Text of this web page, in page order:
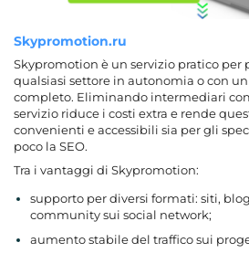
Skypromotion.ru
Skypromotion è un servizio pratico per
qualsiasi settore in autonomia o con
completo. Eliminando intermediari
servizio riduce i costi extra e rende
convenienti e accessibili sia per gli
poco la SEO.
Tra i vantaggi di Skypromotion:
supporto per diversi formati: siti,
community sui social network;
aumento stabile del traffico sui